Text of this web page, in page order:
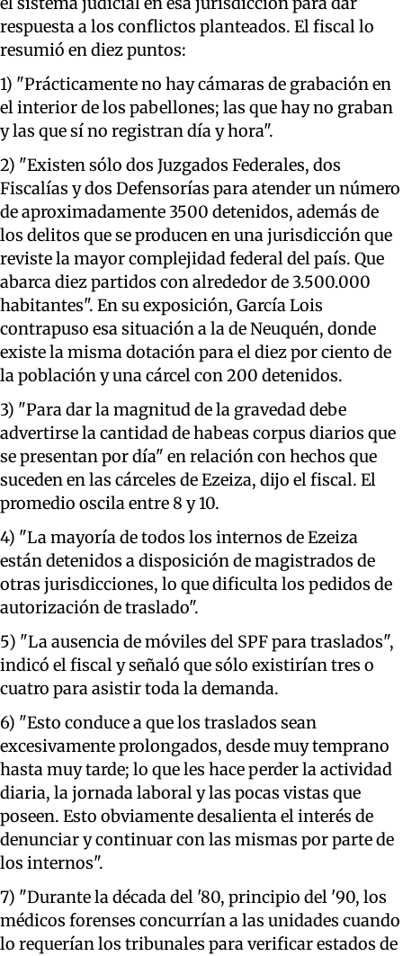
respuesta a los conflictos planteados. El fiscal lo
resumió en diez puntos:
1) "Prácticamente no hay cámaras de grabación en
el interior de los pabellones; las que hay no graban
y las que sí no registran día y hora".
2) "Existen sólo dos Juzgados Federales, dos
Fiscalías y dos Defensorías para atender un número
de aproximadamente 3500 detenidos, además de
los delitos que se producen en una jurisdicción que
reviste la mayor complejidad federal del país. Que
abarca diez partidos con alrededor de 3.500.000
habitantes". En su exposición, García Lois
contrapuso esa situación a la de Neuquén, donde
existe la misma dotación para el diez por ciento de
la población y una cárcel con 200 detenidos.
3) "Para dar la magnitud de la gravedad debe
advertirse la cantidad de habeas corpus diarios que
se presentan por día" en relación con hechos que
suceden en las cárceles de Ezeiza, dijo el fiscal. El
promedio oscila entre 8 y 10.
4) "La mayoría de todos los internos de Ezeiza
están detenidos a disposición de magistrados de
otras jurisdicciones, lo que dificulta los pedidos de
autorización de traslado".
5) "La ausencia de móviles del SPF para traslados",
indicó el fiscal y señaló que sólo existirían tres o
cuatro para asistir toda la demanda.
6) "Esto conduce a que los traslados sean
excesivamente prolongados, desde muy temprano
hasta muy tarde; lo que les hace perder la actividad
diaria, la jornada laboral y las pocas vistas que
poseen. Esto obviamente desalienta el interés de
denunciar y continuar con las mismas por parte de
los internos".
7) "Durante la década del '80, principio del '90, los
médicos forenses concurrían a las unidades cuando
lo requerían los tribunales para verificar estados de